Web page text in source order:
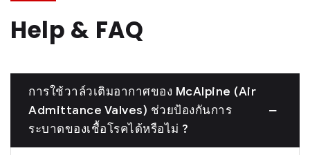
Help & FAQ
การใช้วาล์วเติมอากาศของ McAlpine (Air
Admittance Valves) ช่วยป้องกันการ
ระบาดของเชื้อโรคได้หรือไม่ ?